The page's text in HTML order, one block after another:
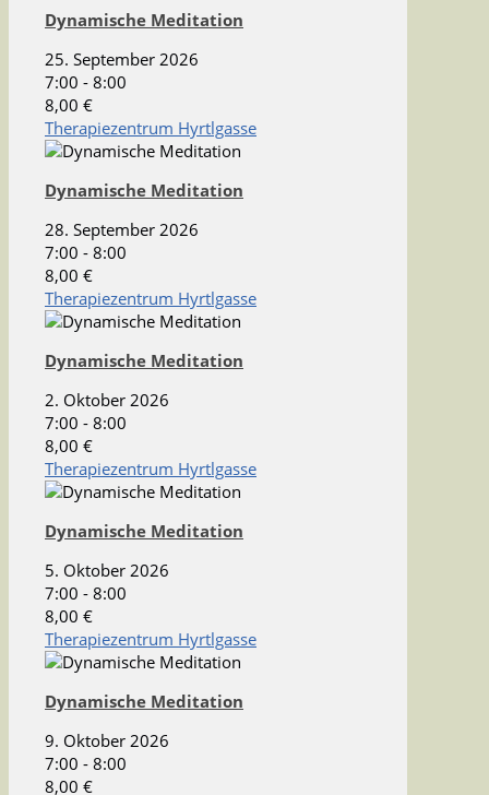
Dynamische Meditation
25. September 2026
7:00 - 8:00
8,00 €
Therapiezentrum Hyrtlgasse
Dynamische Meditation
28. September 2026
7:00 - 8:00
8,00 €
Therapiezentrum Hyrtlgasse
Dynamische Meditation
2. Oktober 2026
7:00 - 8:00
8,00 €
Therapiezentrum Hyrtlgasse
Dynamische Meditation
5. Oktober 2026
7:00 - 8:00
8,00 €
Therapiezentrum Hyrtlgasse
Dynamische Meditation
9. Oktober 2026
7:00 - 8:00
8,00 €